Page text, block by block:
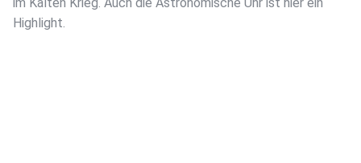
Highlight.